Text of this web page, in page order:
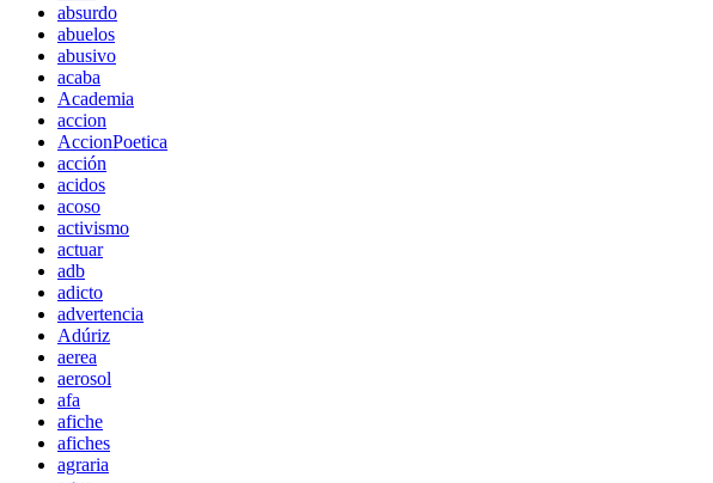
absurdo
abuelos
abusivo
acaba
Academia
accion
AccionPoetica
acción
acidos
acoso
activismo
actuar
adb
adicto
advertencia
Adúriz
aerea
aerosol
afa
afiche
afiches
agraria